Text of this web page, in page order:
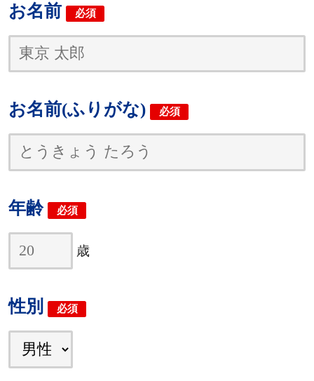
お名前 必須
お名前(ふりがな) 必須
年齢 必須
歳
性別 必須